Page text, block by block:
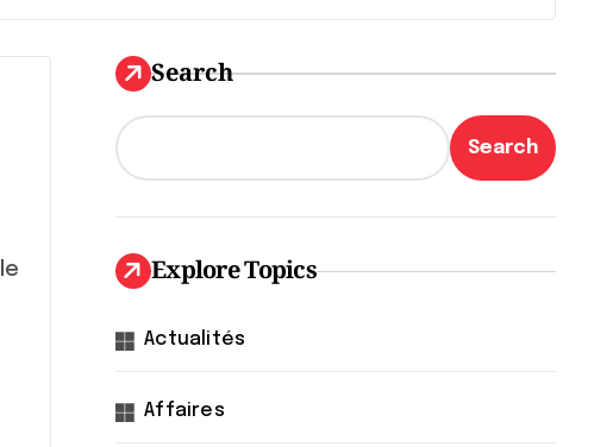
Search
Search
Explore Topics
Actualités
Affaires